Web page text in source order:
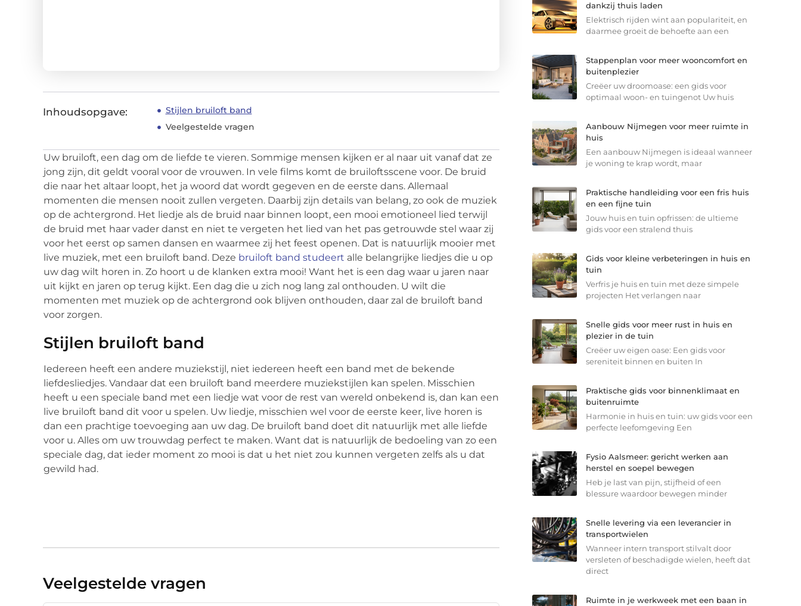
Inhoudsopgave:
Stijlen bruiloft band
Veelgestelde vragen
Uw bruiloft, een dag om de liefde te vieren. Sommige mensen kijken er al naar uit vanaf dat ze
jong zijn, dit geldt vooral voor de vrouwen. In vele films komt de bruiloftsscene voor. De bruid
die naar het altaar loopt, het ja woord dat wordt gegeven en de eerste dans. Allemaal
momenten die mensen nooit zullen vergeten. Daarbij zijn details van belang, zo ook de muziek
op de achtergrond. Het liedje als de bruid naar binnen loopt, een mooi emotioneel lied terwijl
de bruid met haar vader danst en niet te vergeten het lied van het pas getrouwde stel waar zij
voor het eerst op samen dansen en waarmee zij het feest openen. Dat is natuurlijk mooier met
live muziek, met een bruiloft band. Deze bruiloft band studeert alle belangrijke liedjes die u op
uw dag wilt horen in. Zo hoort u de klanken extra mooi! Want het is een dag waar u jaren naar
uit kijkt en jaren op terug kijkt. Een dag die u zich nog lang zal onthouden. U wilt die
momenten met muziek op de achtergrond ook blijven onthouden, daar zal de bruiloft band
voor zorgen.
Stijlen bruiloft band
Iedereen heeft een andere muziekstijl, niet iedereen heeft een band met de bekende
liefdesliedjes. Vandaar dat een bruiloft band meerdere muziekstijlen kan spelen. Misschien
heeft u een speciale band met een liedje wat voor de rest van wereld onbekend is, dan kan een
live bruiloft band dit voor u spelen. Uw liedje, misschien wel voor de eerste keer, live horen is
dan een prachtige toevoeging aan uw dag. De bruiloft band doet dit natuurlijk met alle liefde
voor u. Alles om uw trouwdag perfect te maken. Want dat is natuurlijk de bedoeling van zo een
speciale dag, dat ieder moment zo mooi is dat u het niet zou kunnen vergeten zelfs als u dat
gewild had.
Veelgestelde vragen
dankzij thuis laden
Elektrisch rijden wint aan populariteit, en
daarmee groeit de behoefte aan een
Stappenplan voor meer wooncomfort en
buitenplezier
Creëer uw droomoase: een gids voor
optimaal woon- en tuingenot Uw huis
Aanbouw Nijmegen voor meer ruimte in
huis
Een aanbouw Nijmegen is ideaal wanneer
je woning te krap wordt, maar
Praktische handleiding voor een fris huis
en een fijne tuin
Jouw huis en tuin opfrissen: de ultieme
gids voor een stralend thuis
Gids voor kleine verbeteringen in huis en
tuin
Verfris je huis en tuin met deze simpele
projecten Het verlangen naar
Snelle gids voor meer rust in huis en
plezier in de tuin
Creëer uw eigen oase: Een gids voor
sereniteit binnen en buiten In
Praktische gids voor binnenklimaat en
buitenruimte
Harmonie in huis en tuin: uw gids voor een
perfecte leefomgeving Een
Fysio Aalsmeer: gericht werken aan
herstel en soepel bewegen
Heb je last van pijn, stijfheid of een
blessure waardoor bewegen minder
Snelle levering via een leverancier in
transportwielen
Wanneer intern transport stilvalt door
versleten of beschadigde wielen, heeft dat
direct
Ruimte in je werkweek met een baan in